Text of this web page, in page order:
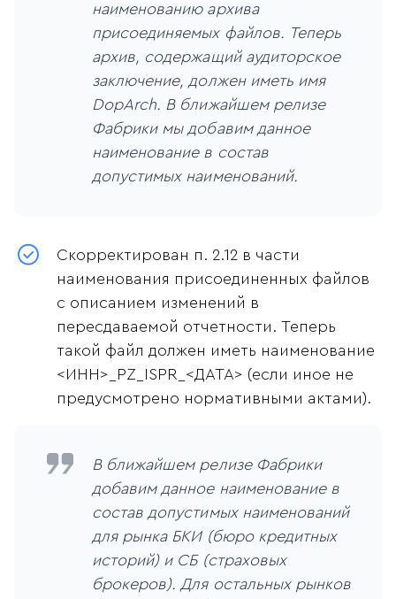
наименованию архива
присоединяемых файлов. Теперь
архив, содержащий аудиторское
заключение, должен иметь имя
DopArch. В ближайшем релизе
Фабрики мы добавим данное
наименование в состав
допустимых наименований.
Скорректирован п. 2.12 в части
наименования присоединенных файлов
с описанием изменений в
пересдаваемой отчетности. Теперь
такой файл должен иметь наименование
<ИНН>_PZ_ISPR_<ДАТА> (если иное не
предусмотрено нормативными актами).
В ближайшем релизе Фабрики
добавим данное наименование в
состав допустимых наименований
для рынка БКИ (бюро кредитных
историй) и СБ (страховых
брокеров). Для остальных рынков